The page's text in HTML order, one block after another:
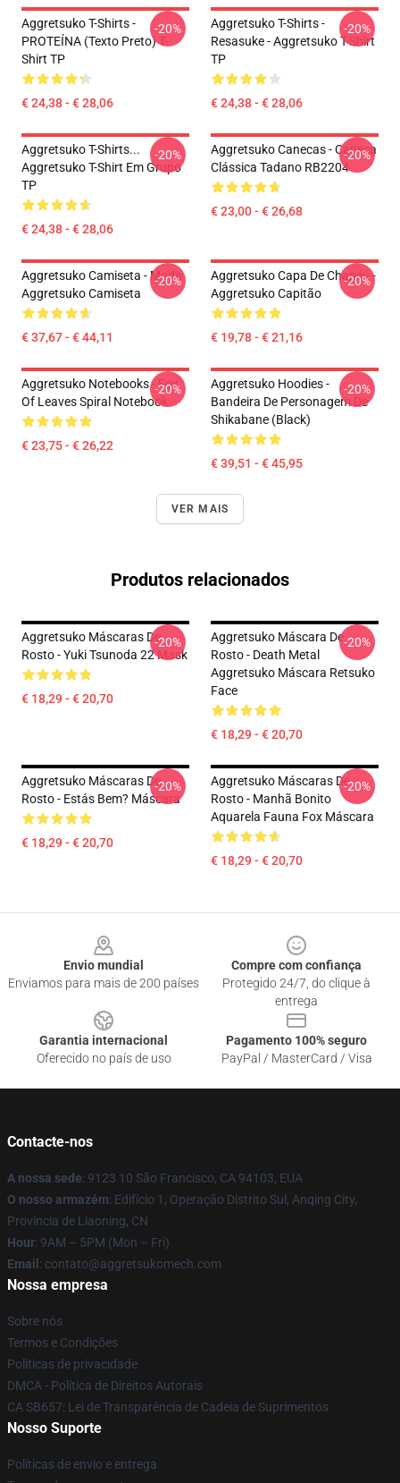
Aggretsuko T-Shirts -
PROTEÍNA (texto Preto) T-
Shirt TP
€ 24,38 - € 28,06
-20%
Aggretsuko T-Shirts -
Resasuke - Aggretsuko T-Shirt
TP
€ 24,38 - € 28,06
-20%
Aggretsuko T-Shirts...
Aggretsuko T-Shirt Em Grupo
TP
€ 24,38 - € 28,06
-20%
Aggretsuko Canecas - Caneca
Clássica Tadano RB2204
€ 23,00 - € 26,68
-20%
Aggretsuko Camiseta - Moda
Aggretsuko Camiseta
€ 37,67 - € 44,11
-20%
Aggretsuko Capa De Chapéu -
Aggretsuko Capitão
€ 19,78 - € 21,16
-20%
Aggretsuko Notebooks - Fox
Of Leaves Spiral Notebook
€ 23,75 - € 26,22
-20%
Aggretsuko Hoodies -
Bandeira De Personagem De
Shikabane (Black)
€ 39,51 - € 45,95
-20%
VER MAIS
Produtos relacionados
Aggretsuko Máscaras De
Rosto - Yuki Tsunoda 22 Mask
€ 18,29 - € 20,70
-20%
Aggretsuko Máscara De
Rosto - Death Metal
Aggretsuko Máscara Retsuko
Face
€ 18,29 - € 20,70
-20%
Aggretsuko Máscaras De
Rosto - Estás Bem? Máscara
€ 18,29 - € 20,70
-20%
Aggretsuko Máscaras De
Rosto - Manhã Bonito
Aquarela Fauna Fox Máscara
€ 18,29 - € 20,70
-20%
Envio mundial
Enviamos para mais de 200 países
Compre com confiança
Protegido 24/7, do clique à
entrega
Garantia internacional
Oferecido no país de uso
Pagamento 100% seguro
PayPal / MasterCard / Visa
Contacte-nos
A nossa sede: 9123 10 São Francisco, CA 94103, EUA
O nosso armazém: Edifício 1, Operação Distrito Sul, Anqing City,
Província de Liaoning, CN
Hour: 9AM – 5PM (Mon – Fri)
Email : contato@aggretsukomech.com
Nossa empresa
Sobre nós
Termos e Condições
Políticas de privacidade
DMCA - Política de Direitos Autorais
CA SB657: Lei de Transparência de Cadeia de Suprimentos
Nosso Suporte
Políticas de envio e entrega